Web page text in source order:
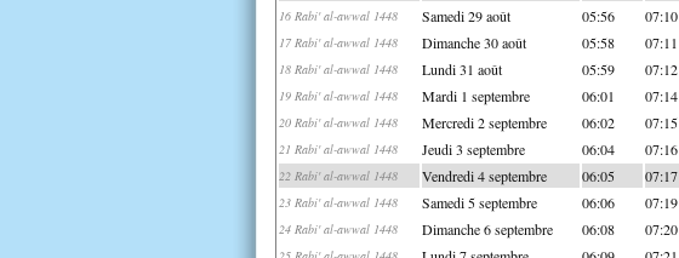
16 Rabi' al-awwal 1448 Samedi 29 août 05:56 07:10
17 Rabi' al-awwal 1448 Dimanche 30 août 05:58 07:11
18 Rabi' al-awwal 1448 Lundi 31 août 05:59 07:12
19 Rabi' al-awwal 1448 Mardi 1 septembre 06:01 07:14
20 Rabi' al-awwal 1448 Mercredi 2 septembre 06:02 07:15
21 Rabi' al-awwal 1448 Jeudi 3 septembre 06:04 07:16
22 Rabi' al-awwal 1448 Vendredi 4 septembre 06:05 07:17
23 Rabi' al-awwal 1448 Samedi 5 septembre 06:06 07:19
24 Rabi' al-awwal 1448 Dimanche 6 septembre 06:08 07:20